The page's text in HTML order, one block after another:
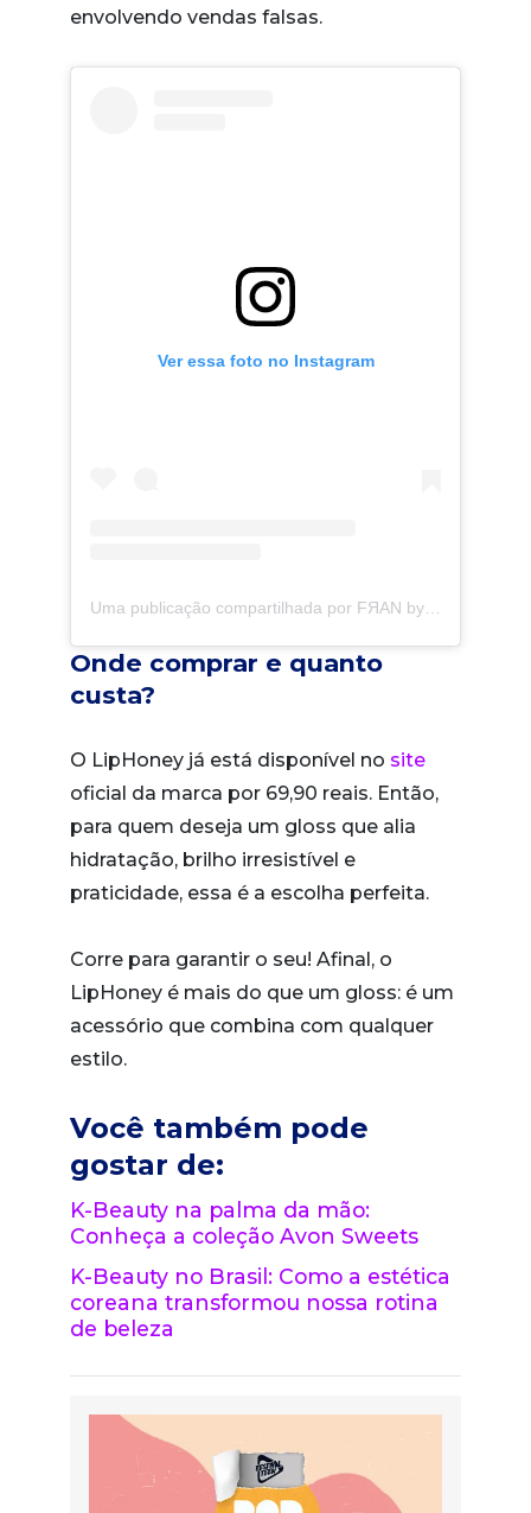
envolvendo vendas falsas.
Ver essa foto no Instagram
Uma publicação compartilhada por FЯAN by Franciny Ehlke (@franbyfr)
Onde comprar e quanto
custa?
O LipHoney já está disponível no site
oficial da marca por 69,90 reais. Então,
para quem deseja um gloss que alia
hidratação, brilho irresistível e
praticidade, essa é a escolha perfeita.
Corre para garantir o seu! Afinal, o
LipHoney é mais do que um gloss: é um
acessório que combina com qualquer
estilo.
Você também pode
gostar de:
K-Beauty na palma da mão:
Conheça a coleção Avon Sweets
K-Beauty no Brasil: Como a estética
coreana transformou nossa rotina
de beleza